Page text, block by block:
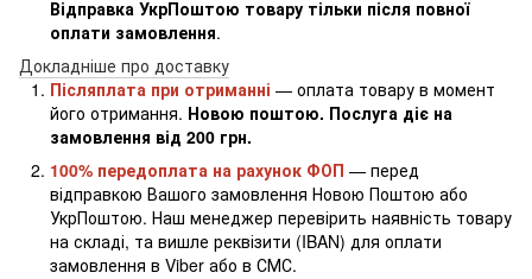
Відправка УкрПоштою товару тільки після повної
оплати замовлення.
Докладніше про доставку
Післяплата при отриманні — оплата товару в момент
його отримання. Новою поштою. Послуга діє на
замовлення від 200 грн.
100% передоплата на рахунок ФОП — перед
відправкою Вашого замовлення Новою Поштою або
УкрПоштою. Наш менеджер перевірить наявність товару
на складі, та вишле реквізити (IBAN) для оплати
замовлення в Viber або в СМС.